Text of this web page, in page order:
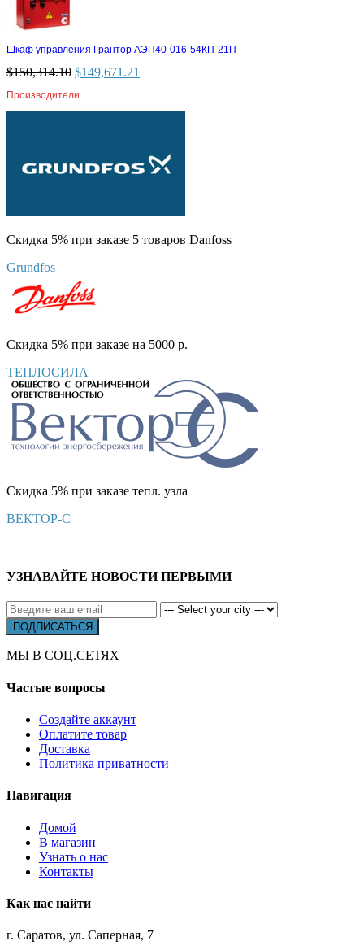
Шкаф управления Грантор АЭП40-016-54КП-21П
$150,314.10 $149,671.21
Производители
Скидка 5% при заказе 5 товаров Danfoss
Grundfos
Скидка 5% при заказе на 5000 р.
ТЕПЛОСИЛА
Скидка 5% при заказе тепл. узла
ВЕКТОР-С
УЗНАВАЙТЕ НОВОСТИ ПЕРВЫМИ
МЫ В СОЦ.СЕТЯХ
Частые вопросы
Создайте аккаунт
Оплатите товар
Доставка
Политика приватности
Навигация
Домой
В магазин
Узнать о нас
Контакты
Как нас найти
г. Саратов, ул. Саперная, 7